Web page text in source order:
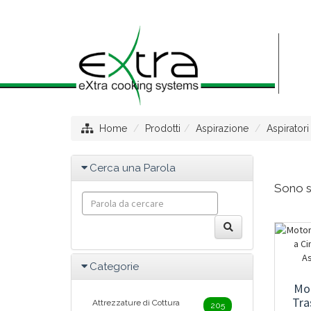
Home Prodotti Aspirazione Aspiratori
Sono
Cerca una Parola
Categorie
Attrezzature di Cottura 205